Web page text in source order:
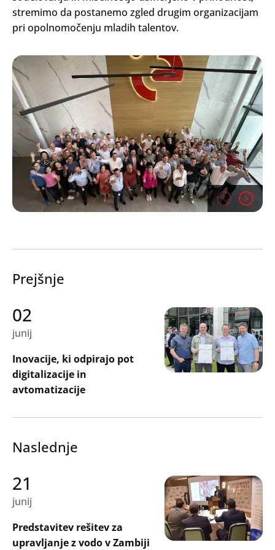
Search
Oddaj
stremimo da postanemo zgled drugim organizacijam
pri opolnomočenju mladih talentov.
Prejšnje
02
junij
Inovacije, ki odpirajo pot
digitalizacije in
avtomatizacije
Naslednje
21
junij
Predstavitev rešitev za
upravljanje z vodo v Zambiji